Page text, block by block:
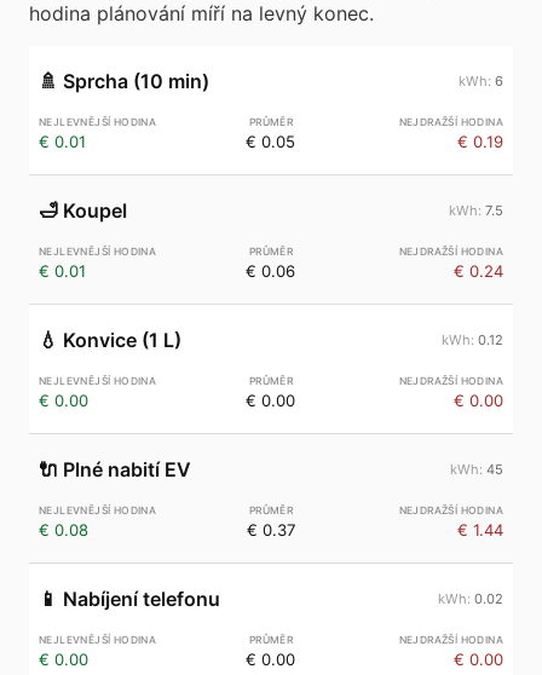
hodina plánování míří na levný konec.
🚿 Sprcha (10 min) 6
€ 0.01 € 0.05 € 0.19
🛁 Koupel 7.5
€ 0.01 € 0.06 € 0.24
💧 Konvice (1 L) 0.12
€ 0.00 € 0.00 € 0.00
🔌 Plné nabití EV 45
€ 0.08 € 0.37 € 1.44
📱 Nabíjení telefonu 0.02
€ 0.00 € 0.00 € 0.00